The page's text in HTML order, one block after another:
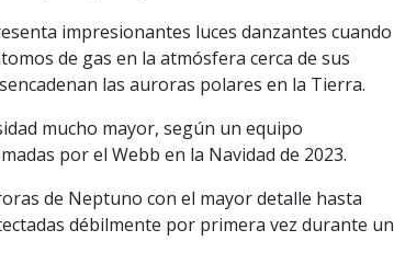
impresionantes luces danzantes cuando
de gas en la atmósfera cerca de sus
las auroras polares en la Tierra.
mucho mayor, según un equipo
por el Webb en la Navidad de 2023.
de Neptuno con el mayor detalle hasta
débilmente por primera vez durante un